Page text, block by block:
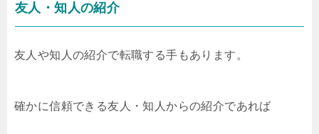
友人・知人の紹介
友人や知人の紹介で転職する手もあります。
確かに信頼できる友人・知人からの紹介であれば